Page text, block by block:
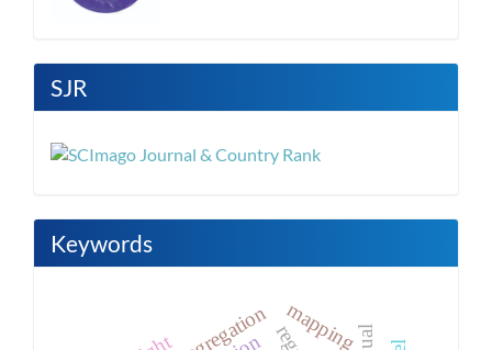
SJR
Keywords
mapping